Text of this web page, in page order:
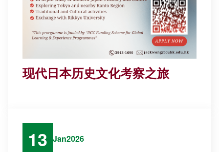
现代日本历史文化考察之旅
13 Jan2026